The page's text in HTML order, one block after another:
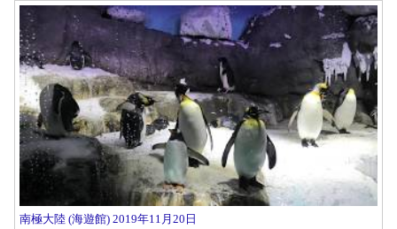
南極大陸 (海遊館) 2019年11月20日